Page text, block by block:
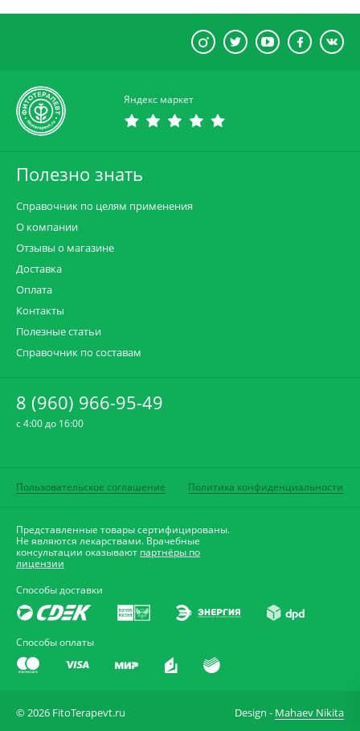
Яндекс маркет
Полезно знать
Справочник по целям применения
О компании
Отзывы о магазине
Доставка
Оплата
Контакты
Полезные статьи
Справочник по составам
8 (960) 966-95-49
c 4:00 до 16:00
Пользовательское соглашение Политика конфиденциальности
Представленные товары сертифицированы.
Не являются лекарствами. Врачебные
консультации оказывают партнёры по
лицензии
Способы доставки
Способы оплаты
© 2026 FitoTerapevt.ru Design - Mahaev Nikita